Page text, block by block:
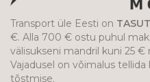
Transport üle Eesti on
€. Alla 700 € ostu puhul
välisukseni mandril kuni 25
Vajadusel on võimalus
tõstmise.